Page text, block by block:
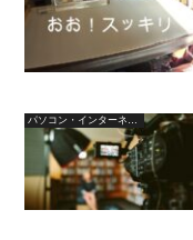
パソコン・インターネット